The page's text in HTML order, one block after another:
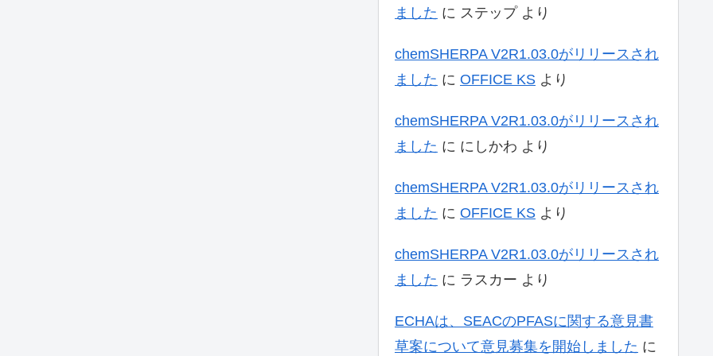
ました に ステップより
chemSHERPA V2R1.03.0がリリースされ
ました に OFFICE KS より
chemSHERPA V2R1.03.0がリリースされ
ました に にしかわ より
chemSHERPA V2R1.03.0がリリースされ
ました に OFFICE KS より
chemSHERPA V2R1.03.0がリリースされ
ました に ラスカー より
ECHAは、SEACのPFASに関する意見書
草案について意見募集を開始しました に